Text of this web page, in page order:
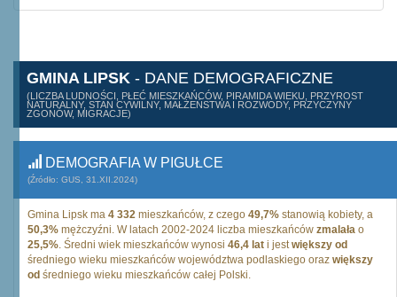
GMINA LIPSK - DANE DEMOGRAFICZNE
(LICZBA LUDNOŚCI, PŁEĆ MIESZKAŃCÓW, PIRAMIDA WIEKU, PRZYROST
NATURALNY, STAN CYWILNY, MAŁŻEŃSTWA I ROZWODY, PRZYCZYNY
ZGONÓW, MIGRACJE)
DEMOGRAFIA W PIGUŁCE
(Źródło: GUS, 31.XII.2024)
Gmina Lipsk ma 4 332 mieszkańców, z czego 49,7% stanowią kobiety, a
50,3% mężczyźni. W latach 2002-2024 liczba mieszkańców zmalała o
25,5% . Średni wiek mieszkańców wynosi 46,4 lat i jest większy od
średniego wieku mieszkańców województwa podlaskiego oraz większy
od średniego wieku mieszkańców całej Polski.